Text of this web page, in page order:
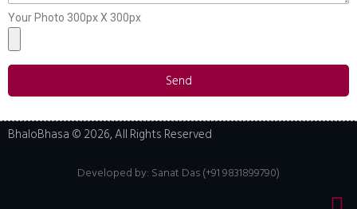
Your Photo 300px X 300px
Send
BhaloBhasa © 2026, All Rights Reserved
Developed by: Sanat Das (+91 9831899790)